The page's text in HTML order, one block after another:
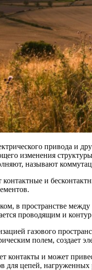
привода и
изменения
называют
и
в пространстве
проводящим и
газового
полем, создает
контакты и может
для цепей,